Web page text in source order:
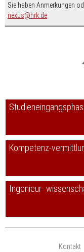
Sie haben Anmerkungen
nexus
nospam-
hrk.de
Kompetenz-
Ingenieur-
Kontakt